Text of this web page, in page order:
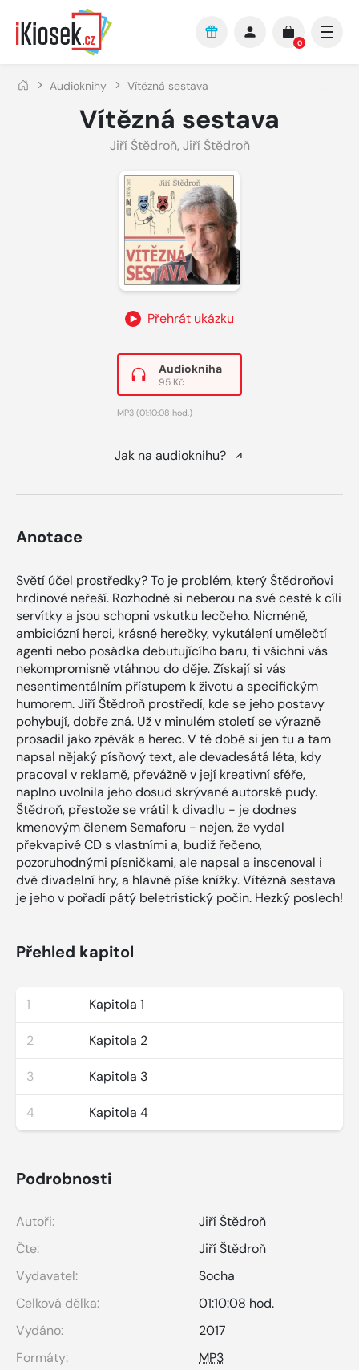
Přejít na hlavní obsah
0
Audioknihy Vítězná sestava
Vítězná sestava
Jiří Štědroň, Jiří Štědroň
Přehrát ukázku
Audiokniha
95 Kč
MP3 (01:10:08 hod.)
Jak na audioknihu?
Anotace
Světí účel prostředky? To je problém, který Štědroňovi
hrdinové neřeší. Rozhodně si neberou na své cestě k cíli
servítky a jsou schopni vskutku lecčeho. Nicméně,
ambiciózní herci, krásné herečky, vykutálení umělečtí
agenti nebo posádka debutujícího baru, ti všichni vás
nekompromisně vtáhnou do děje. Získají si vás
nesentimentálním přístupem k životu a specifickým
humorem. Jiří Štědroň prostředí, kde se jeho postavy
pohybují, dobře zná. Už v minulém století se výrazně
prosadil jako zpěvák a herec. V té době si jen tu a tam
napsal nějaký písňový text, ale devadesátá léta, kdy
pracoval v reklamě, převážně v její kreativní sféře,
naplno uvolnila jeho dosud skrývané autorské pudy.
Štědroň, přestože se vrátil k divadlu - je dodnes
kmenovým členem Semaforu - nejen, že vydal
překvapivé CD s vlastními a, budiž řečeno,
pozoruhodnými písničkami, ale napsal a inscenoval i
dvě divadelní hry, a hlavně píše knížky. Vítězná sestava
je jeho v pořadí pátý beletristický počin. Hezký poslech!
Přehled kapitol
1 Kapitola 1
2 Kapitola 2
3 Kapitola 3
4 Kapitola 4
Podrobnosti
Autoři:
Jiří Štědroň
Čte:
Jiří Štědroň
Vydavatel:
Socha
Celková délka:
01:10:08 hod.
Vydáno:
2017
Formáty:
MP3